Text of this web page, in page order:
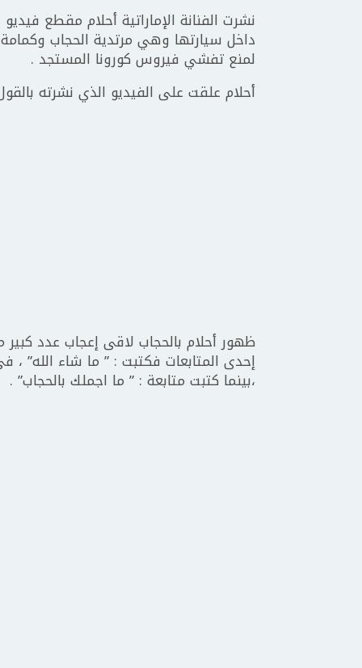
نشرت الفنانة الإماراتية أحلام مقطع
داخل سيارتها وهي مرتدية الحجاب وكمامة
لمنع تفشي فيروس كورونا المستجد .
أحلام علقت على الفيديو الذي نشرته
ظهور أحلام بالحجاب لاقى إعجاب عدد
إحدى المتابعات فكتبت : ” ما شاء الله” ،
،بينما كتبت متابعة : ” ما اجملك بالحجاب” .